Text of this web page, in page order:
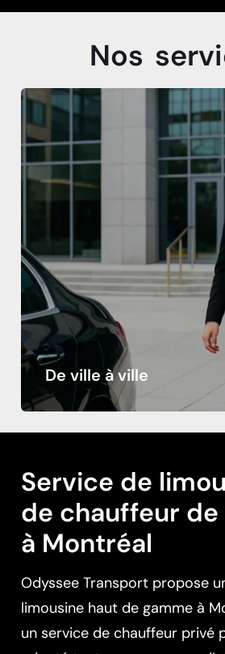
Nos
De ville à ville
Gagnez du temps et voyagez en
Service de
de chauffeur
à Montréal
Odyssee Transport propose
limousine haut de gamme à
un service de chauffeur privé